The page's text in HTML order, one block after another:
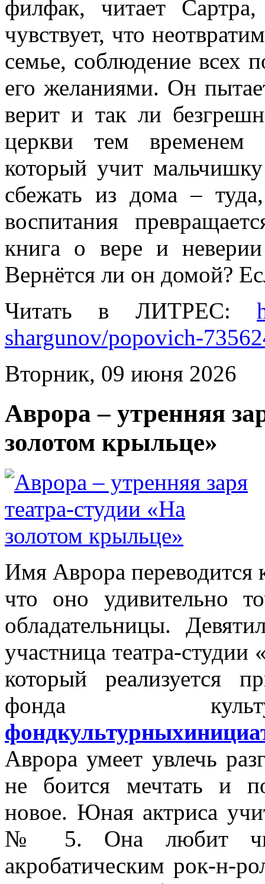
филфак, читает
чувствует, что
семье, соблюдение всех
его желаниями. Он
верит и так ли
церкви тем временем
который учит
сбежать из дома –
воспитания
книга о вере и
Вернётся ли он домой?
Читать в ЛИТРЕС:
shargunov/popovich-
Вторник, 09 июня 2026
Аврора – утренняя
золотом крыльце»
Имя Аврора переводится
что оно удивительно
обладательницы.
участница театра-
который реализуется
фонда
Аврора умеет увлечь
не боится мечтать и
новое. Юная актриса
№ 5. Она любит
акробатическим рок-н-